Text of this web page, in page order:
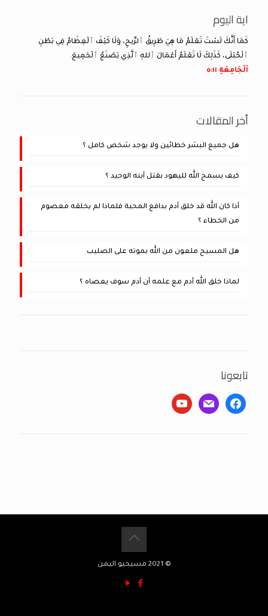
اية اليوم
كَمَا أَنَّكَ لَسْتَ تَعْلَمُ مَا هِيَ طَرِيقُ ٱلرِّيحِ، وَلَا كَيْفَ ٱلْعِظَامُ فِي بَطْنِ
ٱلْحُبْلَى، كَذَلِكَ لَا تَعْلَمُ أَعْمَالَ ٱللهِ ٱلَّذِي يَصْنَعُ ٱلْجَمِيعَ.
اَلْجَامِعَةِ ١١:‏٥
أخر المقالات
هل جميع البشر خطائين ولا يوجد شخص كامل ؟
كيف يسمح الله لليهود بقتل أبنه الوحيد ؟
أذا كان الله قد خلق أدم بدافع المحبة فلماذا لم يخلقه معصوم
من الخطاء ؟
هل المسيح ملعون من الله بموته على الصليب
لماذا خلق الله أدم مع علمه أن أدم سوف يعصاه ؟
تابعونا
facebook
mail
youtube
© 2021 مسيحيو اليمن